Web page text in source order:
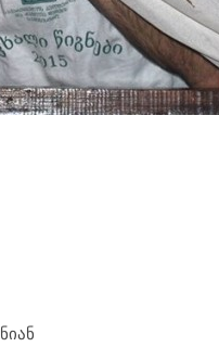
ნიან